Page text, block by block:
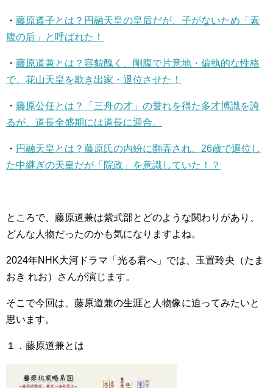
・ 藤原遵子とは？円融天皇の皇后だが、子がないため「素
腹の后」と呼ばれた！
・ 藤原道兼とは？容貌醜く、剛腹で片意地・偏執的な性格
で、花山天皇を欺き出家・退位させた！
・ 藤原公任とは？「三舟の才」の誉れを得た多才博識を誇
るが、道長全盛期には道長に迎合。
・ 円融天皇とは？藤原氏の内紛に翻弄され、26歳で退位し
た中継ぎの天皇だが「院政」を意識していた！？
ところで、藤原道兼は紫式部とどのような関わりがあり、
どんな人物だったのかも気になりますよね。
2024年NHK大河ドラマ「光る君へ」では、玉置玲央（たま
おき れお）さんが演じます。
そこで今回は、藤原道兼の生涯と人物像に迫ってみたいと
思います。
１．藤原道兼とは